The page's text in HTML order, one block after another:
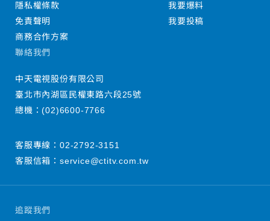
追蹤我們
隱私權條款
免責聲明
商務合作方案
我要爆料
我要投稿
聯絡我們
中天電視股份有限公司
臺北市內湖區民權東路六段25號
總機：(02)6600-7766
客服專線： 02-2792-3151
客服信箱： service@ctitv.com.tw